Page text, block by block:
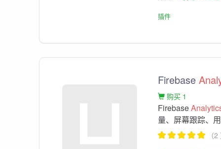
插件
Firebase
购买 1
Firebase
量、屏幕跟踪、
（